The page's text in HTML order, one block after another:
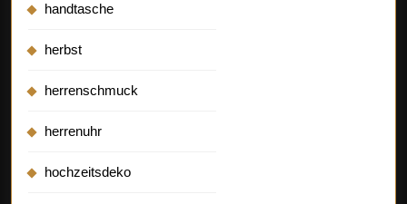
handtasche
herbst
herrenschmuck
herrenuhr
hochzeitsdeko